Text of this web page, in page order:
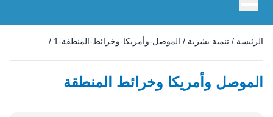
الرئيسة / تنمية بشرية / الموصل-وأمريكا-وخرائط-المنطقة-1 /
الموصل وأمريكا وخرائط المنطقة